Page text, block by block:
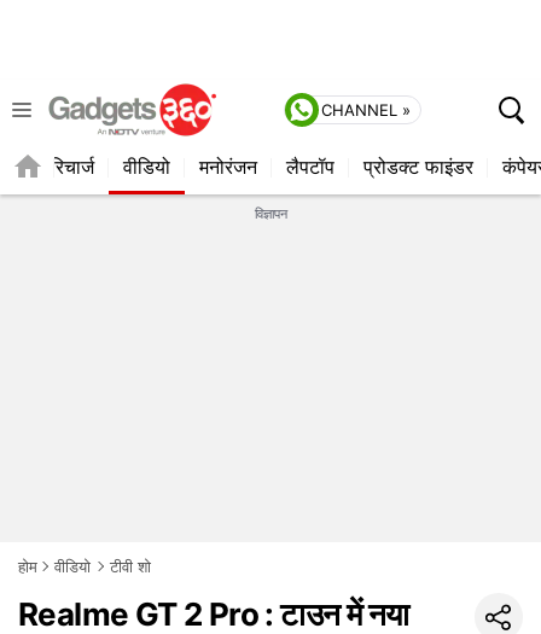
CHANNEL »
रिचार्ज वीडियो मनोरंजन लैपटॉप प्रोडक्ट फाइंडर
विज्ञापन
होम वीडियो टीवी शो
Realme GT 2 Pro : टाउन में नया